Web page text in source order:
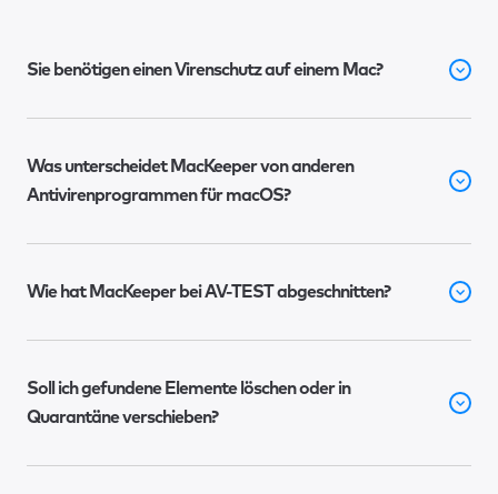
Sie benötigen einen Virenschutz auf einem Mac?
Was unterscheidet MacKeeper von anderen
Antivirenprogrammen für macOS?
Wie hat MacKeeper bei AV-TEST abgeschnitten?
Soll ich gefundene Elemente löschen oder in
Quarantäne verschieben?